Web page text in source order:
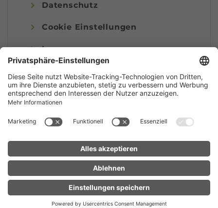
UNTERKUNFT
FINDEN
LIVE
Datenschutz
Cookie Einstellungen
Impressum